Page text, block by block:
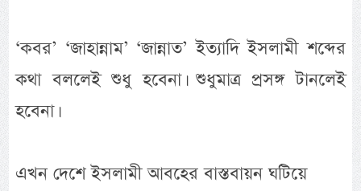
‘কবর’ ‘জাহান্নাম’ ‘জান্নাত’ ইত্যাদি ইসলামী শব্দের
কথা বললেই শুধু হবেনা। শুধুমাত্র প্রসঙ্গ টানলেই
হবেনা।
এখন দেশে ইসলামী আবহের বাস্তবায়ন ঘটিয়ে